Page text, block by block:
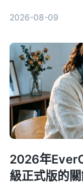
2026-08-09
2026年
級正式版的